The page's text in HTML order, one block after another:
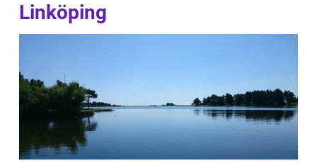
Linköping